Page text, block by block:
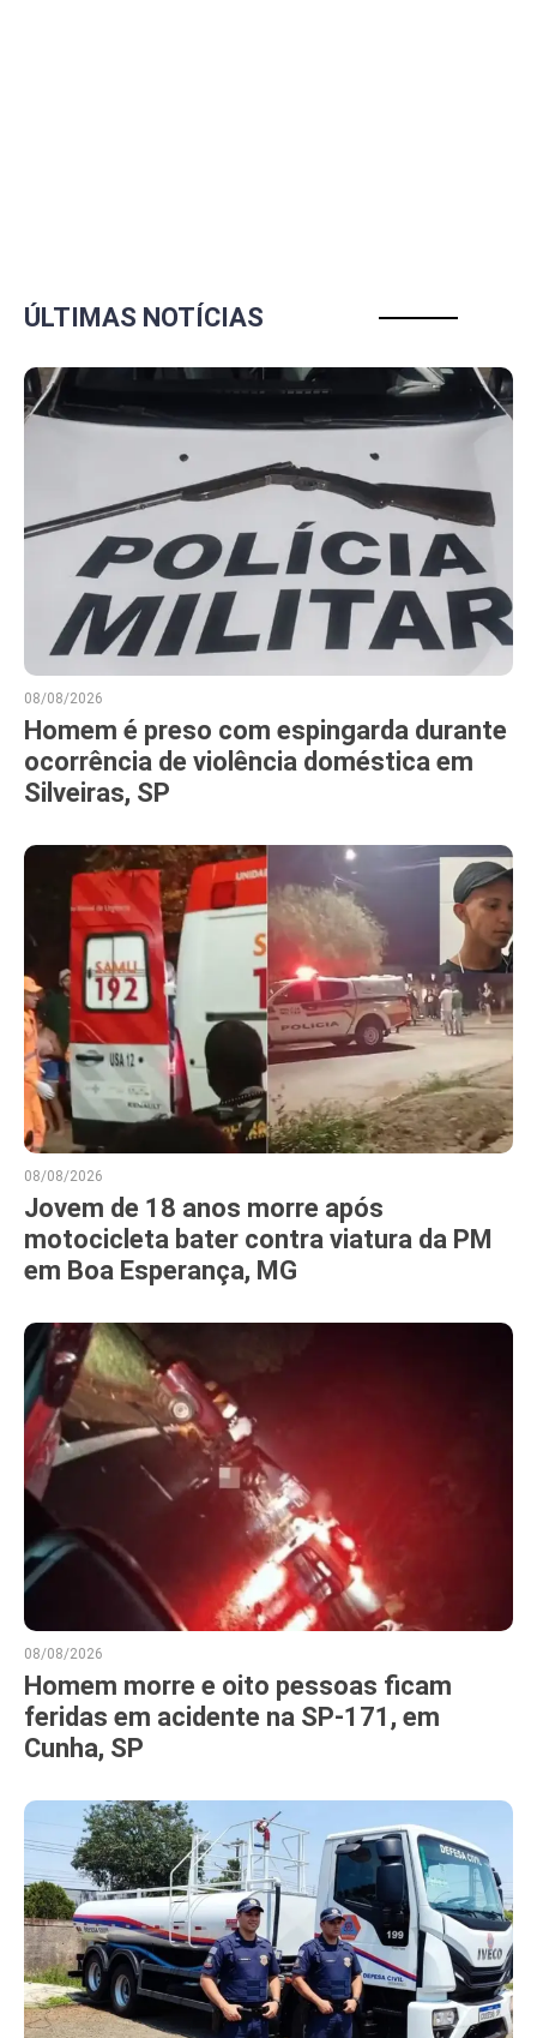
ÚLTIMAS NOTÍCIAS
08/08/2026
Homem é preso com espingarda durante
ocorrência de violência doméstica em
Silveiras, SP
08/08/2026
Jovem de 18 anos morre após
motocicleta bater contra viatura da PM
em Boa Esperança, MG
08/08/2026
Homem morre e oito pessoas ficam
feridas em acidente na SP-171, em
Cunha, SP